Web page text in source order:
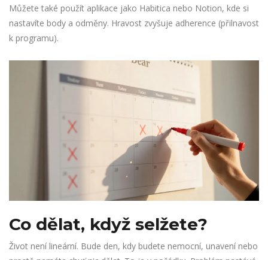
Můžete také použít aplikace jako Habitica nebo Notion, kde si
nastavíte body a odměny. Hravost zvyšuje adherence (přilnavost
k programu).
Co dělat, když selžete?
Život není lineární. Bude den, kdy budete nemocní, unavení nebo